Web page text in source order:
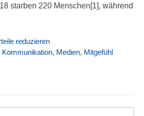
starben 220 Menschen[1], während
reduzieren
Kommunikation, Medien, Mitgefühl